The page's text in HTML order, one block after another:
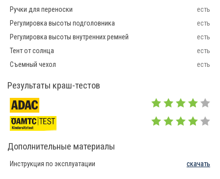
Ручки для переноски
есть
Регулировка высоты подголовника
есть
Регулировка высоты внутренних ремней
есть
Тент от солнца
есть
Съемный чехол
есть
Результаты краш-тестов
Дополнительные материалы
Инструкция по эксплуатации скачать